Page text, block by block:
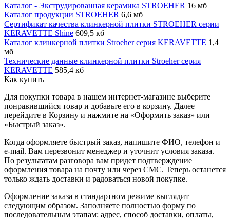
Каталог - Экструдированная керамика STROEHER 16 мб
Каталог продукции STROEHER 6,6 мб
Сертификат качества клинкерной плитки STROEHER серии
KERAVETTE Shine 609,5 кб
Каталог клинкерной плитки Stroeher серия KERAVETTE 1,4
мб
Технические данные клинкерной плитки Stroeher серия
KERAVETTE 585,4 кб
Как купить
Для покупки товара в нашем интернет-магазине выберите
понравившийся товар и добавьте его в корзину. Далее
перейдите в Корзину и нажмите на «Оформить заказ» или
«Быстрый заказ».
Когда оформляете быстрый заказ, напишите ФИО, телефон и
e-mail. Вам перезвонит менеджер и уточнит условия заказа.
По результатам разговора вам придет подтверждение
оформления товара на почту или через СМС. Теперь останется
только ждать доставки и радоваться новой покупке.
Оформление заказа в стандартном режиме выглядит
следующим образом. Заполняете полностью форму по
последовательным этапам: адрес, способ доставки, оплаты,